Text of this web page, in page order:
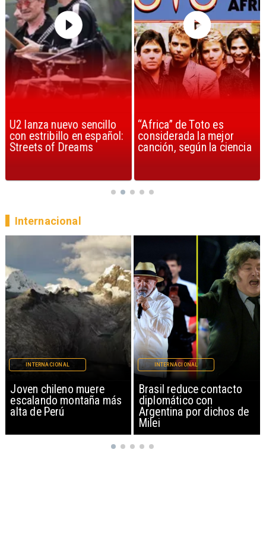
U2 lanza nuevo sencillo
con estribillo en español:
Streets of Dreams
“Africa” de Toto es
considerada la mejor
canción, según la ciencia
Brasil reduce contacto
diplomático con
Argentina por dichos de
INTERNACIONAL
China restringe
exportación de drones a
EEUU y sanciona
empresas
INTERNACIONAL
Internacional